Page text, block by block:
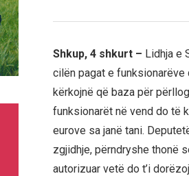
Shkup, 4 shkurt – Lidhja e
cilën pagat e funksionarëve
kërkojnë që baza për
funksionarët në vend do të
eurove sa janë tani.
zgjidhje, përndryshe thonë
autorizuar vetë do t’i